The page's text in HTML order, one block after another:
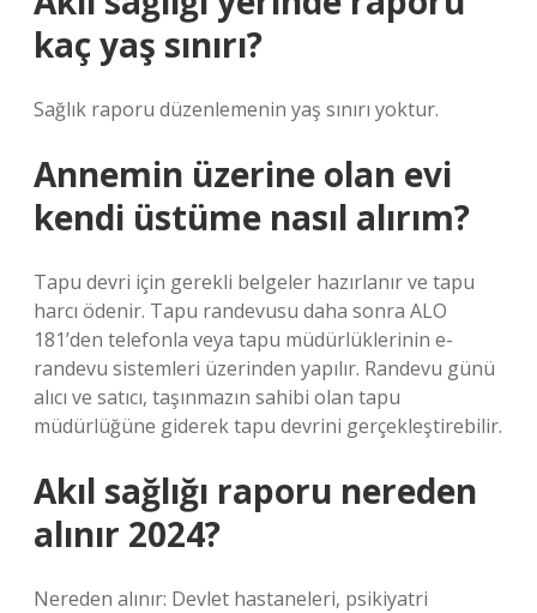
kaç yaş sınırı?
Sağlık raporu düzenlemenin yaş sınırı yoktur.
Annemin üzerine olan evi
kendi üstüme nasıl alırım?
Tapu devri için gerekli belgeler hazırlanır ve tapu
harcı ödenir. Tapu randevusu daha sonra ALO
181’den telefonla veya tapu müdürlüklerinin e-
randevu sistemleri üzerinden yapılır. Randevu günü
alıcı ve satıcı, taşınmazın sahibi olan tapu
müdürlüğüne giderek tapu devrini gerçekleştirebilir.
Akıl sağlığı raporu nereden
alınır 2024?
Nereden alınır: Devlet hastaneleri, psikiyatri